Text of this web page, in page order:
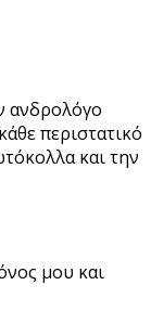
ανδρολόγο
περιστατικό
και την
μου και